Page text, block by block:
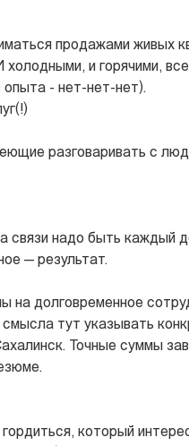
продажами живых
и горячими,
- нет-нет-нет).
разговаривать с
связи надо быть каждый
— результат.
на долговременное
тут указывать
Точные суммы
который